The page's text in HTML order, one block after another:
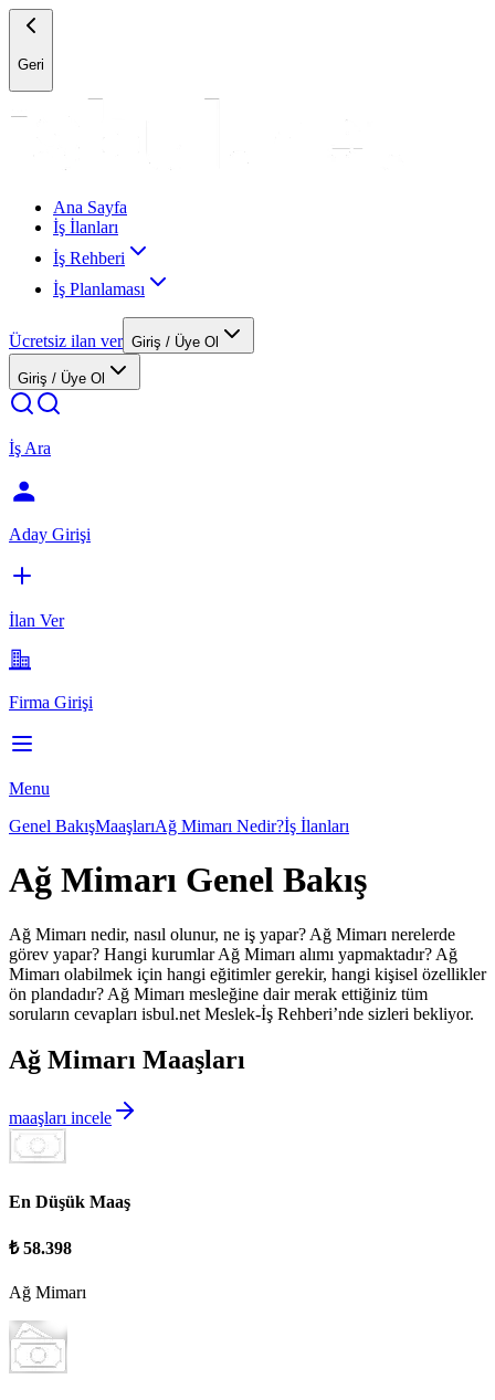
Geri
Ana Sayfa
İş İlanları
İş Rehberi
İş Planlaması
Ücretsiz ilan ver Giriş / Üye Ol
Giriş / Üye Ol
İş Ara
Aday Girişi
İlan Ver
Firma Girişi
Menu
Genel BakışMaaşlarıAğ Mimarı Nedir?İş İlanları
Ağ Mimarı Genel Bakış
Ağ Mimarı nedir, nasıl olunur, ne iş yapar? Ağ Mimarı nerelerde
görev yapar? Hangi kurumlarAğ Mimarı alımı yapmaktadır? Ağ
Mimarı olabilmek için hangi eğitimler gerekir, hangi kişisel özellikler
ön plandadır? Ağ Mimarı mesleğine dair merak ettiğiniz tüm
soruların cevapları isbul.net Meslek-İş Rehberi’nde sizleri bekliyor.
Ağ Mimarı Maaşları
maaşları incele
En Düşük Maaş
₺ 58.398
Ağ Mimarı